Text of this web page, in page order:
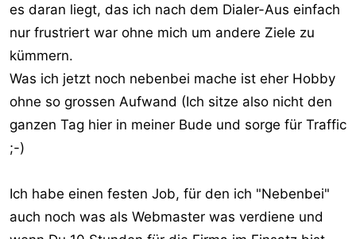
es daran liegt, das ich nach dem Dialer-Aus einfach
nur frustriert war ohne mich um andere Ziele zu
kümmern.
Was ich jetzt noch nebenbei mache ist eher Hobby
ohne so grossen Aufwand (Ich sitze also nicht den
ganzen Tag hier in meiner Bude und sorge für Traffic
;-)
Ich habe einen festen Job, für den ich "Nebenbei"
auch noch was als Webmaster was verdiene und